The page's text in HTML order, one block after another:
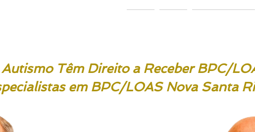
Têm Direito a Receber BPC/
em BPC/LOAS Nova Santa